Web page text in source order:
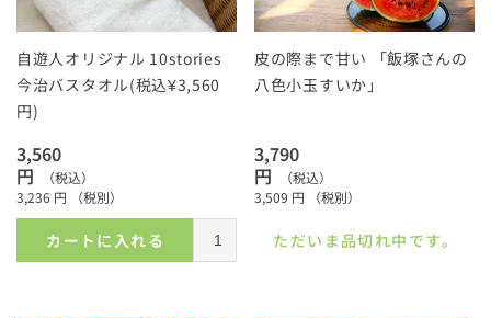
自遊人オリジナル 10stories
今治バスタオル(税込¥3,560
円)
3,560
円
（税込）
3,236 円 （税別）
カートに入れる
皮の際まで甘い 「飯塚さんの
八色小玉すいか」
3,790
円
（税込）
3,509 円 （税別）
ただいま品切れ中です。